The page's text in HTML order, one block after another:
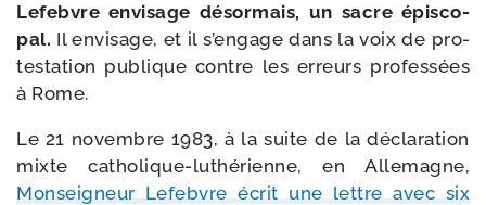
Lefebvre envi­sage désor­mais, un sacre épis­co­
pal. Il envi­sage, et il s’engage dans la voix de pro­
tes­ta­tion publique contre les erreurs pro­fes­sées
à Rome.
Le 21 novembre 1983, à la suite de la décla­ra­tion
mixte catholique-​luthérienne, en Allemagne,
Monseigneur Lefebvre écrit une lettre avec six